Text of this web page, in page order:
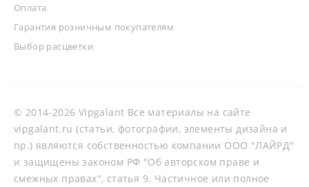
Оплата
Гарантия розничным покупателям
Выбор расцветки
© 2014-2026 Vipgalant Все материалы на сайте
vipgalant.ru (статьи, фотографии, элементы дизайна и
пр.) являются собственностью компании ООО "ЛАЙРД"
и защищены законом РФ "Об авторском праве и
смежных правах", статья 9. Частичное или полное